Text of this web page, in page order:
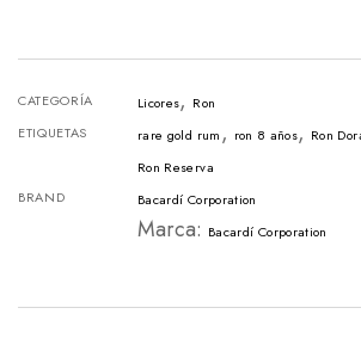
CATEGORÍA Licores, Ron
ETIQUETAS
rare gold rum, ron 8 años, Ron
Ron Reserva
BRAND
Bacardí Corporation
Marca: Bacardí Corporation